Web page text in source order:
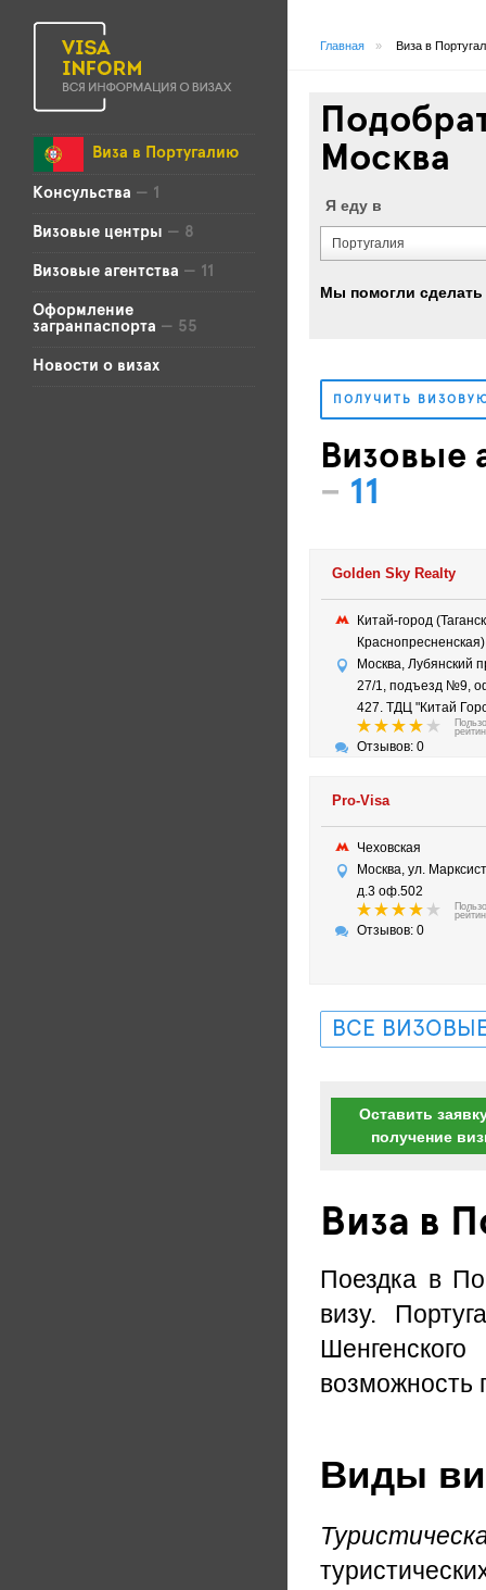
Виза в Португалию
Консульства — 1
Визовые центры — 8
Визовые агентства — 11
Оформление
загранпаспорта — 55
Новости о визах
Главная » Виза в
Москва
Я еду в
Португалия
Мы помогли
ПОЛУЧИТЬ
Визовые
– 11
Golden Sky Realty
Китай-город
Москва, Лубянский
27/1, подъезд №9,
427. ТДЦ "Китай
Отзывов: 0
Pro-Visa
Чеховская
Москва, ул.
д.3 оф.502
Отзывов: 0
ВСЕ
Оставить
получение
Виза в
Поездка в
визу.
возможность
Виды